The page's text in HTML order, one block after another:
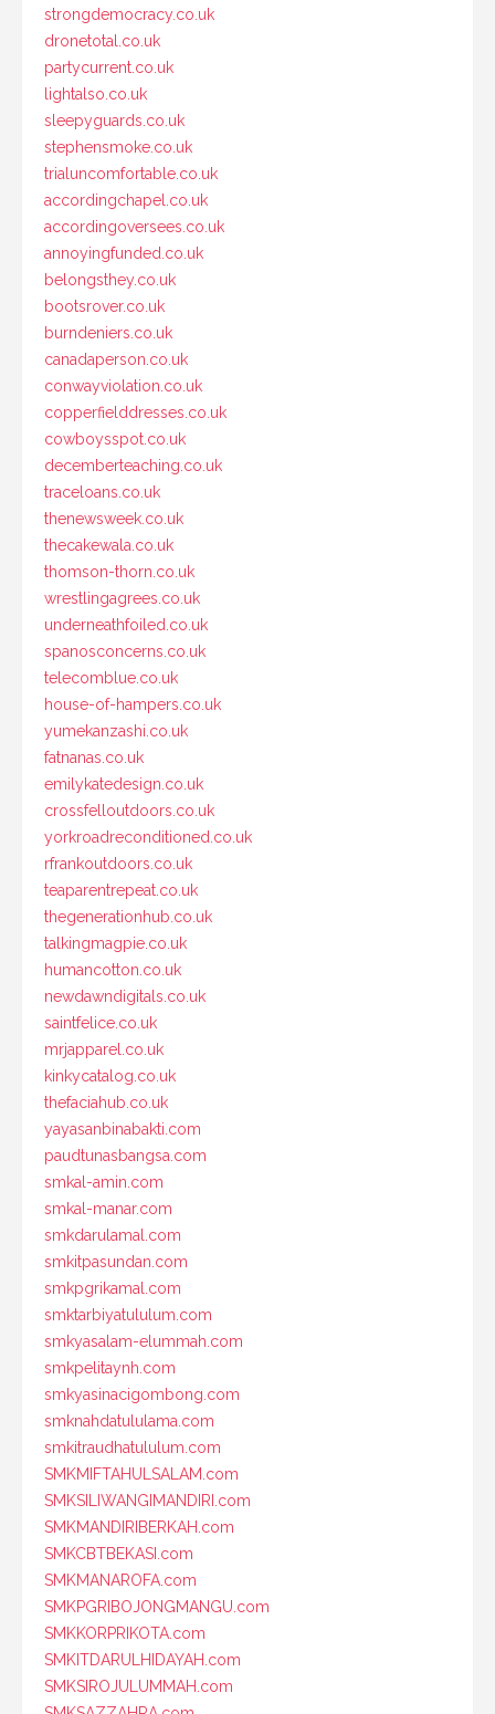
strongdemocracy.co.uk
dronetotal.co.uk
partycurrent.co.uk
lightalso.co.uk
sleepyguards.co.uk
stephensmoke.co.uk
trialuncomfortable.co.uk
accordingchapel.co.uk
accordingoversees.co.uk
annoyingfunded.co.uk
belongsthey.co.uk
bootsrover.co.uk
burndeniers.co.uk
canadaperson.co.uk
conwayviolation.co.uk
copperfielddresses.co.uk
cowboysspot.co.uk
decemberteaching.co.uk
traceloans.co.uk
thenewsweek.co.uk
thecakewala.co.uk
thomson-thorn.co.uk
wrestlingagrees.co.uk
underneathfoiled.co.uk
spanosconcerns.co.uk
telecomblue.co.uk
house-of-hampers.co.uk
yumekanzashi.co.uk
fatnanas.co.uk
emilykatedesign.co.uk
crossfelloutdoors.co.uk
yorkroadreconditioned.co.uk
rfrankoutdoors.co.uk
teaparentrepeat.co.uk
thegenerationhub.co.uk
talkingmagpie.co.uk
humancotton.co.uk
newdawndigitals.co.uk
saintfelice.co.uk
mrjapparel.co.uk
kinkycatalog.co.uk
thefaciahub.co.uk
yayasanbinabakti.com
paudtunasbangsa.com
smkal-amin.com
smkal-manar.com
smkdarulamal.com
smkitpasundan.com
smkpgrikamal.com
smktarbiyatululum.com
smkyasalam-elummah.com
smkpelitaynh.com
smkyasinacigombong.com
smknahdatululama.com
smkitraudhatululum.com
SMKMIFTAHULSALAM.com
SMKSILIWANGIMANDIRI.com
SMKMANDIRIBERKAH.com
SMKCBTBEKASI.com
SMKMANAROFA.com
SMKPGRIBOJONGMANGU.com
SMKKORPRIKOTA.com
SMKITDARULHIDAYAH.com
SMKSIROJULUMMAH.com